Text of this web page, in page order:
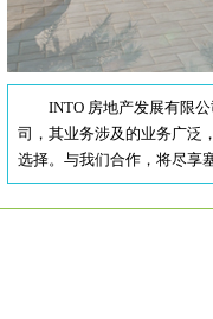
INTO 房地产发展有限公
司，其业务涉及的业务广泛
选择。与我们合作，将尽享